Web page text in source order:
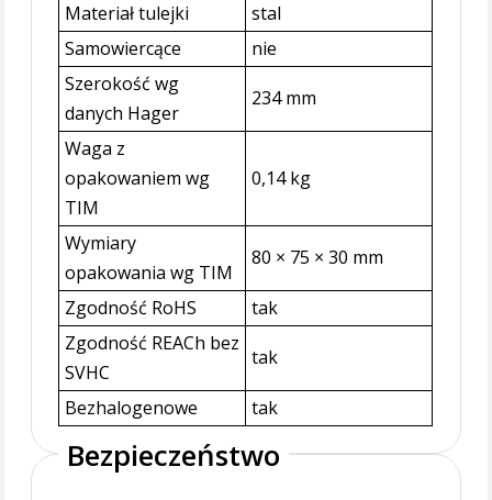
Materiał tulejki
stal
Samowiercące
nie
Szerokość wg
danych Hager
234 mm
Waga z
opakowaniem wg
TIM
0,14 kg
Wymiary
opakowania wg TIM
80 × 75 × 30 mm
Zgodność RoHS
tak
Zgodność REACh bez
SVHC
tak
Bezhalogenowe tak
Bezpieczeństwo